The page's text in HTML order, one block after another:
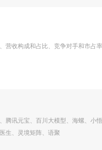
营收构成和占比、竞争对手和市占
腾讯元宝、百川大模型、海螺、小
生、灵境矩阵、语聚